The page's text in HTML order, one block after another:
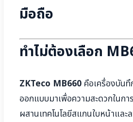
มือถือ
ทำไม่ต้องเลือก
ZKTeco MB660 คือเครื่องบันทึ
ออกแบบมาเพื่อความสะดวกในกา
ผสานเทคโนโลยีสแกนใบหน้าและ